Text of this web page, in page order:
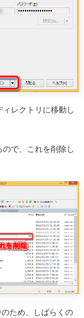
ィレクトリに移動し
ので、これを削除し
ため、しばらくの